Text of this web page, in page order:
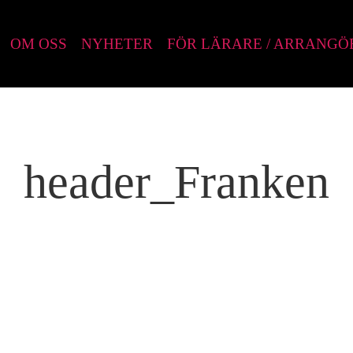
OM OSS NYHETER FÖR LÄRARE /
header_Franken